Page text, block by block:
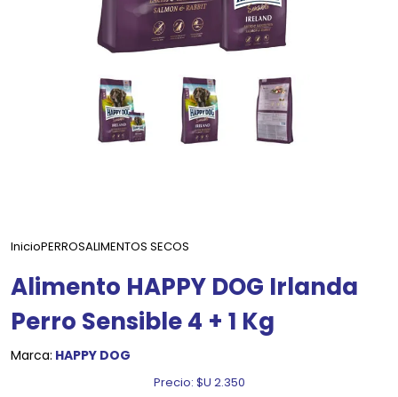
InicioPERROSALIMENTOS SECOS
Alimento HAPPY DOG Irlanda
Perro Sensible 4 + 1 Kg
Marca: HAPPY DOG
Precio: $U 2.350